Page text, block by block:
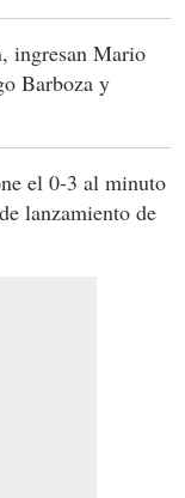
ingresan Mario
Barboza y
el 0-3 al minuto
lanzamiento de